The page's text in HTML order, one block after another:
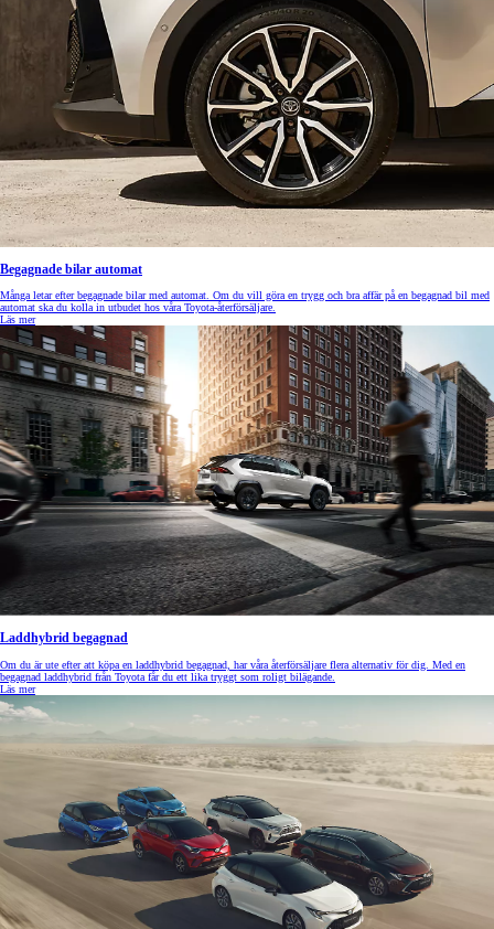
Begagnade bilar automat
Många letar efter begagnade bilar med automat. Om du vill göra en trygg och bra affär på en begagnad bil med
automat ska du kolla in utbudet hos våra Toyota-återförsäljare.
Läs mer
Laddhybrid begagnad
Om du är ute efter att köpa en laddhybrid begagnad, har våra återförsäljare flera alternativ för dig. Med en
begagnad laddhybrid från Toyota får du ett lika tryggt som roligt bilägande.
Läs mer